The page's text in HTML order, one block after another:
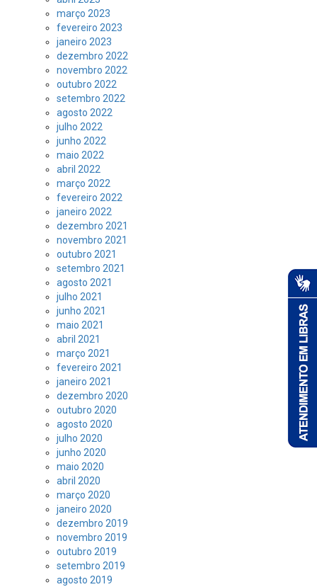
março 2023
fevereiro 2023
janeiro 2023
dezembro 2022
novembro 2022
outubro 2022
setembro 2022
agosto 2022
julho 2022
junho 2022
maio 2022
abril 2022
março 2022
fevereiro 2022
janeiro 2022
dezembro 2021
novembro 2021
outubro 2021
setembro 2021
agosto 2021
julho 2021
junho 2021
maio 2021
abril 2021
março 2021
fevereiro 2021
janeiro 2021
dezembro 2020
outubro 2020
agosto 2020
julho 2020
junho 2020
maio 2020
abril 2020
março 2020
janeiro 2020
dezembro 2019
novembro 2019
outubro 2019
setembro 2019
agosto 2019